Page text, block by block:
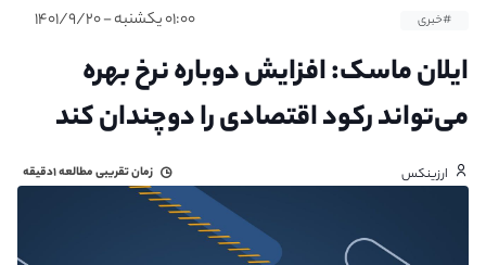
#خبری ۰۱:۰۰ یکشنبه - ۱۴۰۱/۹/۲۰
ایلان ماسک: افزایش دوباره نرخ بهره
می‌تواند رکود اقتصادی را دوچندان کند
ارزینکس زمان تقریبی مطالعه۱دقیقه